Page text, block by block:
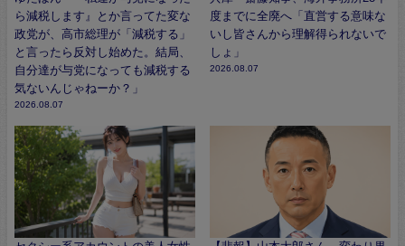
ら減税します』とか言ってた変な
政党が、高市総理が「減税する」
と言ったら反対し始めた。結局、
自分達が与党になっても減税する
気ないんじゃねーか？」
2026.08.07
度までに全廃へ「直営する意味な
いし皆さんから理解得られないで
しょ」
2026.08.07